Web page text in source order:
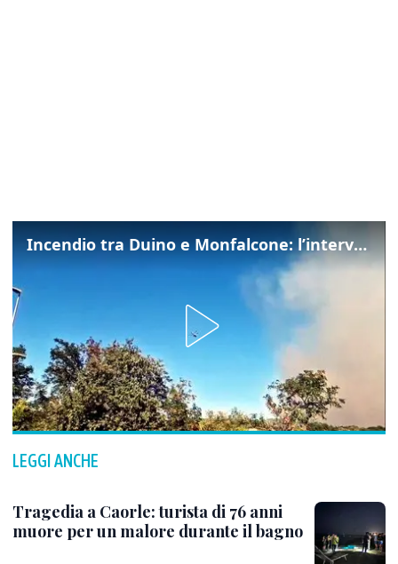
Incendio tra Duino e Monfalcone: l’intervento dei vigili del fuoco
LEGGI ANCHE
Tragedia a Caorle: turista di 76 anni
muore per un malore durante il bagno